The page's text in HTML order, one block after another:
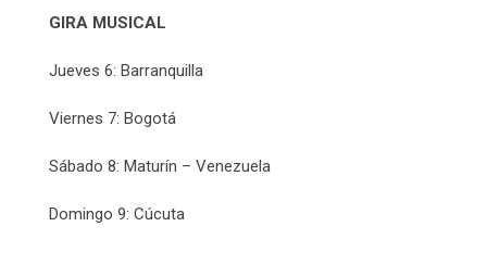
GIRA MUSICAL
Jueves 6: Barranquilla
Viernes 7: Bogotá
Sábado 8: Maturín – Venezuela
Domingo 9: Cúcuta